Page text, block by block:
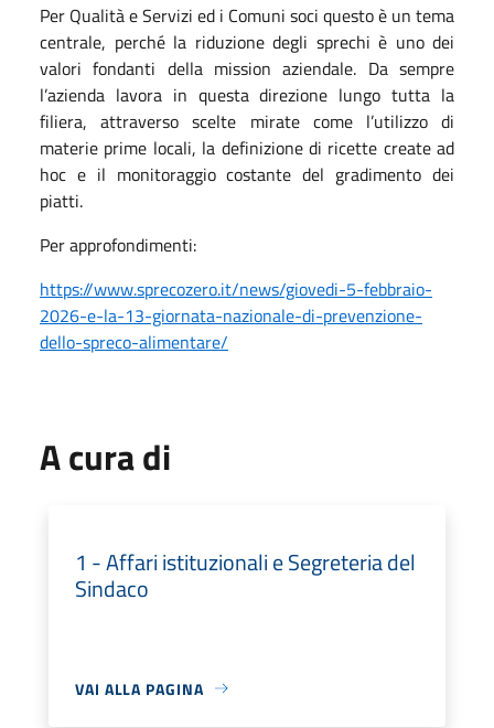
Per Qualità e Servizi ed i Comuni soci questo è un tema
centrale, perché la riduzione degli sprechi è uno dei
valori fondanti della mission aziendale. Da sempre
l’azienda lavora in questa direzione lungo tutta la
filiera, attraverso scelte mirate come l’utilizzo di
materie prime locali, la definizione di ricette create ad
hoc e il monitoraggio costante del gradimento dei
piatti.
Per approfondimenti:
https://www.sprecozero.it/news/giovedi-5-febbraio-
2026-e-la-13-giornata-nazionale-di-prevenzione-
dello-spreco-alimentare/
A cura di
1 - Affari istituzionali e Segreteria del
Sindaco
VAI ALLA PAGINA